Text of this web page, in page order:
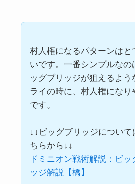
村人権になるパターンはと
いです。一番シンプルなの
ッグブリッジが狙えるよう
ライの時に、村人権になり
です。
↓↓ビッグブリッジについて
ちらから↓↓
ドミニオン戦術解説：ビッ
ッジ解説【橋】